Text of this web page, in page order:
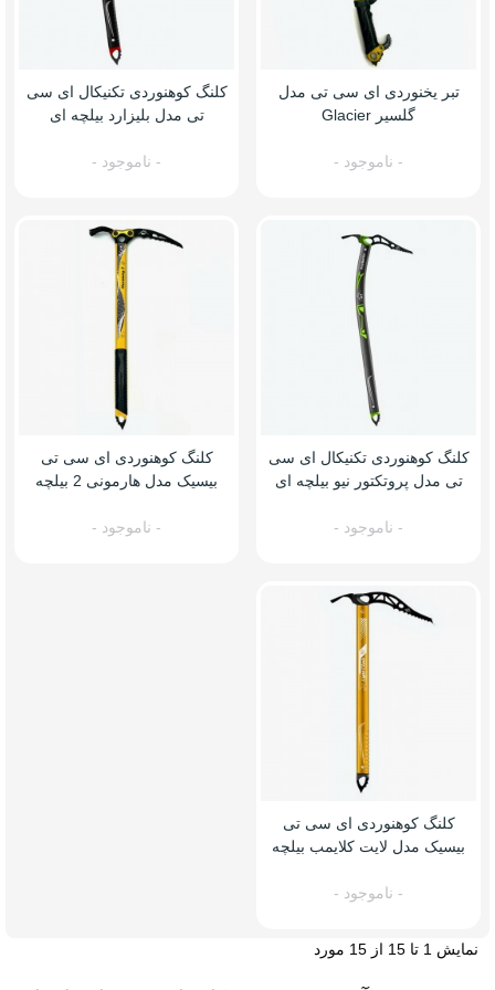
تبر یخنوردی ای سی تی مدل
گلسیر Glacier
- ناموجود -
کلنگ کوهنوردی تکنیکال ای سی
تی مدل بلیزارد بیلچه ای
- ناموجود -
کلنگ کوهنوردی تکنیکال ای سی
تی مدل پروتکتور نیو بیلچه ای
- ناموجود -
کلنگ کوهنوردی ای سی تی
بیسیک مدل هارمونی 2 بیلچه
- ناموجود -
کلنگ کوهنوردی ای سی تی
بیسیک مدل لایت کلایمب بیلچه
- ناموجود -
نمایش 1 تا 15 از 15 مورد